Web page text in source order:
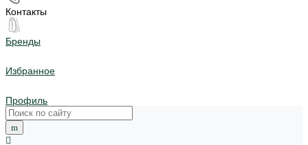
Контакты
Бренды
Избранное
Профиль